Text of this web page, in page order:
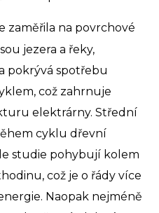
zaměřila na povrchové
jezera a řeky,
pokrývá spotřebu
což zahrnuje
elektrárny. Střední
cyklu dřevní
studie pohybují kolem
což je o řády více
Naopak nejméně